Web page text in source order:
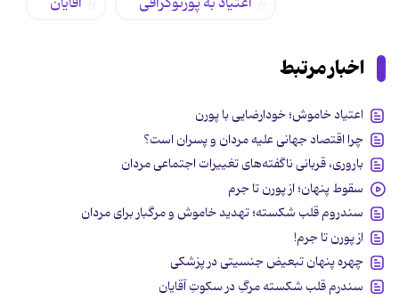
اخبار مرتبط
اعتیاد خاموش؛ خودارضایی با پورن
چرا اقتصاد جهانی علیه مردان و پسران است؟
باروری، قربانی ناگفته‌های تغییرات اجتماعی مردان
سقوط پنهان؛ از پورن تا جرم
سندروم قلب شکسته؛ تهدید خاموش و مرگبار برای مردان
از پورن تا جرم!
چهره پنهان تبعیض جنسیتی در پزشکی
سندرم قلب شکسته مرگِ در سکوتِ آقایان